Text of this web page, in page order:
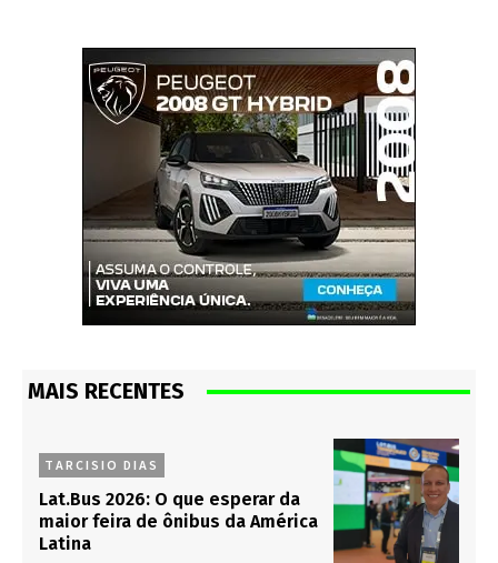
MAIS RECENTES
TARCISIO DIAS
Lat.Bus 2026: O que esperar da
maior feira de ônibus da América
Latina